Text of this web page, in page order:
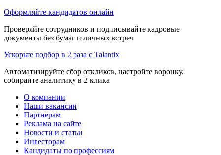
Оформляйте кандидатов онлайн
Проверяйте сотрудников и подписывайте кадровые
документы без бумаг и личных встреч
Ускорьте подбор в 2 раза с Talantix
Автоматизируйте сбор откликов, настройте воронку,
собирайте аналитику в 2 клика
О компании
Наши вакансии
Партнерам
Реклама на сайте
Новости и статьи
Инвесторам
Кандидаты по профессиям